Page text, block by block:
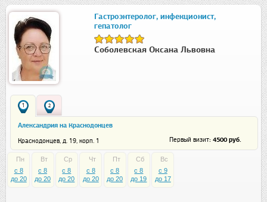
Гастроэнтеролог, инфекционист,
гепатолог
Соболевская Оксана Львовна
1 2
Александрия на Краснодонцев
Краснодонцев, д. 19, корп. 1 Первый визит: 4500 руб.
Пн
c 8
до 20
Вт
c 8
до 20
Ср
c 8
до 20
Чт
c 8
до 20
Пт
c 8
до 20
Сб
c 8
до 19
Вс
c 9
до 17